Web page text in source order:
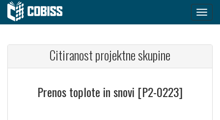
Citiranost projektne skupine
Prenos toplote in snovi [P2-0223]